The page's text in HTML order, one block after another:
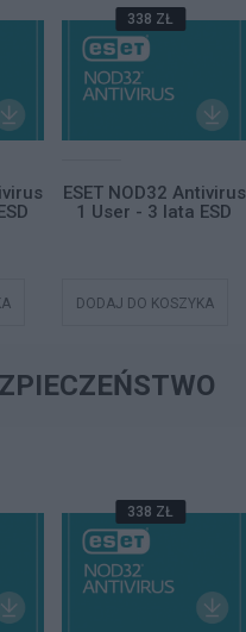
338 ZŁ
ESET NOD32 Antivirus
1 User - 3 lata ESD
DODAJ DO KOSZYKA
338 ZŁ